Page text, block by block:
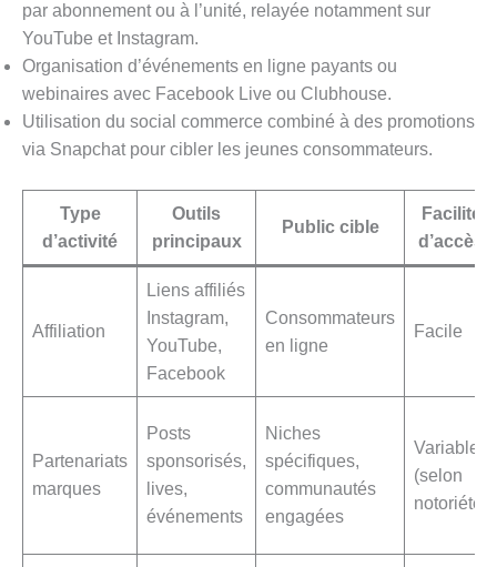
par abonnement ou à l’unité, relayée notamment sur
YouTube et Instagram.
Organisation d’événements en ligne payants ou
webinaires avec Facebook Live ou Clubhouse.
Utilisation du social commerce combiné à des promotions
via Snapchat pour cibler les jeunes consommateurs.
Type
d’activité
Outils
principaux
Public cible
Facilité
d’accès
Affiliation
Liens affiliés
Instagram,
YouTube,
Facebook
Consommateurs
en ligne
Facile
Partenariats
marques
Posts
sponsorisés,
lives,
événements
Niches
spécifiques,
communautés
engagées
Variable
(selon
notoriété)